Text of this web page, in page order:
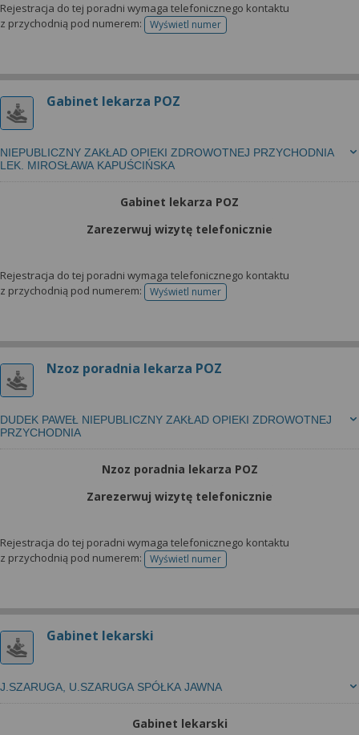
Rejestracja do tej poradni wymaga telefonicznego kontaktu
z przychodnią pod numerem:
Wyświetl numertelefonu do rejestracji
Gabinet lekarza POZ
NIEPUBLICZNY ZAKŁAD OPIEKI ZDROWOTNEJ PRZYCHODNIA
LEK. MIROSŁAWA KAPUŚCIŃSKA
Gabinet lekarza POZ
Zarezerwuj wizytę telefonicznie
Rejestracja do tej poradni wymaga telefonicznego kontaktu
z przychodnią pod numerem:
Wyświetl numertelefonu do rejestracji
Nzoz poradnia lekarza POZ
DUDEK PAWEŁ NIEPUBLICZNY ZAKŁAD OPIEKI ZDROWOTNEJ
PRZYCHODNIA
Nzoz poradnia lekarza POZ
Zarezerwuj wizytę telefonicznie
Rejestracja do tej poradni wymaga telefonicznego kontaktu
z przychodnią pod numerem:
Wyświetl numertelefonu do rejestracji
Gabinet lekarski
J.SZARUGA, U.SZARUGA SPÓŁKA JAWNA
Gabinet lekarski